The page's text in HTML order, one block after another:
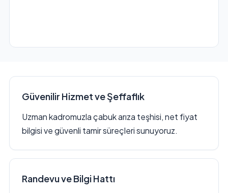
Güvenilir Hizmet ve Şeffaflık
Uzman kadromuzla çabuk arıza teşhisi, net fiyat
bilgisi ve güvenli tamir süreçleri sunuyoruz.
Randevu ve Bilgi Hattı